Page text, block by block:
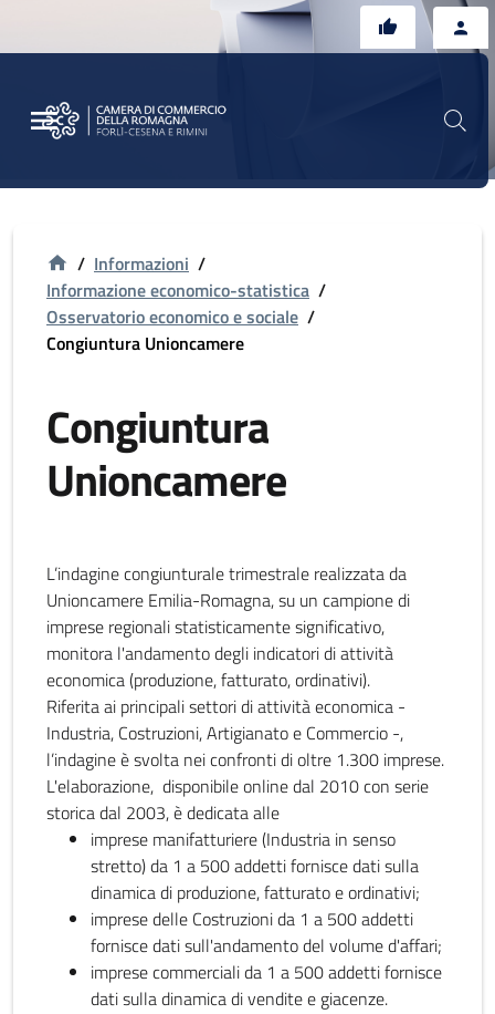
/ Informazioni /
Informazione economico-statistica /
Osservatorio economico e sociale /
Congiuntura Unioncamere
Congiuntura
Unioncamere
L’indagine congiunturale trimestrale realizzata da
Unioncamere Emilia-Romagna, su un campione di
imprese regionali statisticamente significativo,
monitora l'andamento degli indicatori di attività
economica (produzione, fatturato, ordinativi).
Riferita ai principali settori di attività economica -
Industria, Costruzioni, Artigianato e Commercio -,
l’indagine è svolta nei confronti di oltre 1.300 imprese.
L'elaborazione, disponibile online dal 2010 con serie
storica dal 2003, è dedicata alle
imprese manifatturiere (Industria in senso
stretto) da 1 a 500 addetti fornisce dati sulla
dinamica di produzione, fatturato e ordinativi;
imprese delle Costruzioni da 1 a 500 addetti
fornisce dati sull'andamento del volume d'affari;
imprese commerciali da 1 a 500 addetti fornisce
dati sulla dinamica di vendite e giacenze.